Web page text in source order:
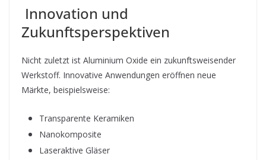
Innovation und
Zukunftsperspektiven
Nicht zuletzt ist Aluminium Oxide ein zukunftsweisender
Werkstoff. Innovative Anwendungen eröffnen neue
Märkte, beispielsweise:
Transparente Keramiken
Nanokomposite
Laseraktive Gläser